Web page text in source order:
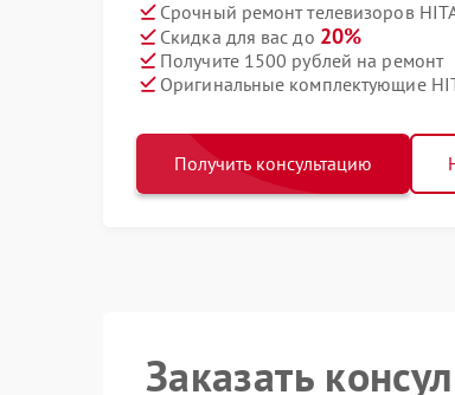
Срочный ремонт телевизоров
Скидка для вас до 20%
Получите 1500 рублей на ремонт
Оригинальные комплектующие
Получить консультацию
Заказать